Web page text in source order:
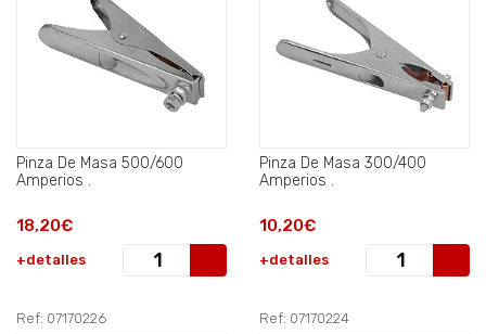
Pinza De Masa 500/600
Amperios .
18,20€
+detalles
Pinza De Masa 300/400
Amperios .
10,20€
+detalles
Ref: 07170226 Ref: 07170224